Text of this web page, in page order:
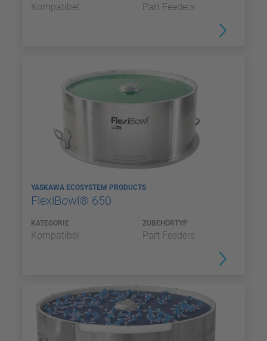
Kompatibel Part Feeders
YASKAWA ECOSYSTEM PRODUCTS
FlexiBowl® 650
KATEGORIE
Kompatibel
ZUBEHÖRTYP
Part Feeders